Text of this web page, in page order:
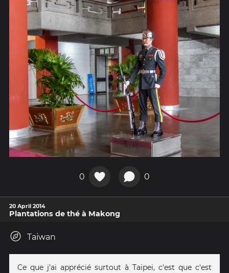
0 0
20 April 2014
Plantations de thé à Makong
Taiwan
Ce que j'ai apprécié surtout à Taïpei, c'est que c'est